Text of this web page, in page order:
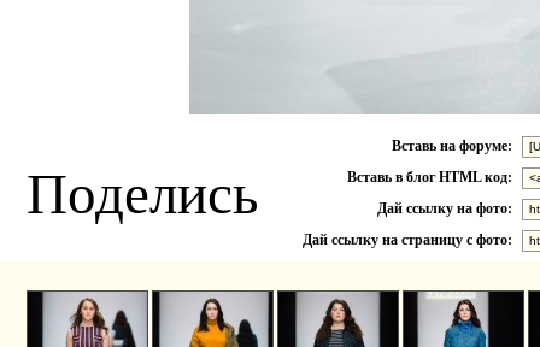
Поделись
Вставь на форуме:
Вставь в блог HTML код:
Дай ссылку на фото:
Дай ссылку на страницу с фото: